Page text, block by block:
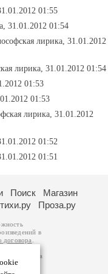
01:55
31.01.2012 01:54
лирика, 31.01.2012
лирика, 31.01.2012 01:54
01:53
01:53
лирика, 31.01.2012
01:52
01:51
Поиск
Магазин
Проза.ру
в
договора
авторам
возможна
за